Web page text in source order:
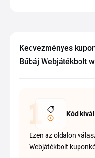
Kedvezményes
Bűbáj Webjátékbolt
Kód
Ezen az oldalon
Webjátékbolt